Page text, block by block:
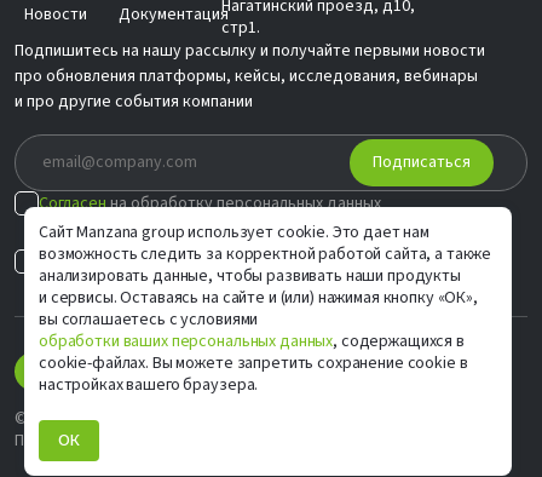
Сайт Manzana group использует cookie. Это дает нам
возможность следить за корректной работой сайта, а также
анализировать данные, чтобы развивать наши продукты
и сервисы. Оставаясь на сайте и (или) нажимая кнопку «ОК»,
вы соглашаетесь с условиями
обработки ваших персональных данных, содержащихся в
cookie-файлах. Вы можете запретить сохранение cookie в
настройках вашего браузера.
ОК
Новости
ДокументацияНагатинский проезд, д10,
стр1.
Подпишитесь на нашу рассылку и получайте первыми новости
про обновления платформы, кейсы, исследования, вебинары
и про другие события компании
Подписаться
Согласенна обработку персональных данных
в соответствии сПолитикой
Согласен наиндивидуальные предложения
© ООО «М Софт» ИНН 9705083570, 2006–2026
Политика конфиденциальности